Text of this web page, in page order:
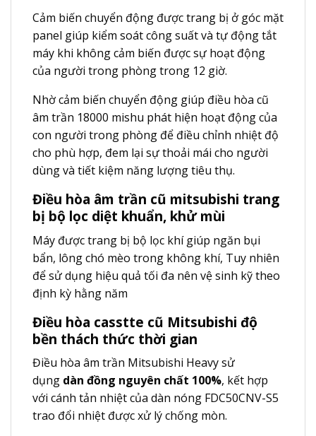
Cảm biến chuyển động được trang bị ở góc mặt
panel giúp kiểm soát công suất và tự động tắt
máy khi không cảm biến được sự hoạt động
của người trong phòng trong 12 giờ.
Nhờ cảm biến chuyển động giúp điều hòa cũ
âm trần 18000 mishu phát hiện hoạt động của
con người trong phòng để điều chỉnh nhiệt độ
cho phù hợp, đem lại sự thoải mái cho người
dùng và tiết kiệm năng lượng tiêu thụ.
Điều hòa âm trần cũ mitsubishi trang
bị bộ lọc diệt khuẩn, khử mùi
Máy được trang bị bộ lọc khí giúp ngăn bụi
bẩn, lông chó mèo trong không khí, Tuy nhiên
để sử dụng hiệu quả tối đa nên vệ sinh kỹ theo
định kỳ hằng năm
Điều hòa casstte cũ Mitsubishi độ
bền thách thức thời gian
Điều hòa âm trần Mitsubishi Heavy sử
dụng dàn đồng nguyên chất 100%, kết hợp
với cánh tản nhiệt của dàn nóng FDC50CNV-S5
trao đổi nhiệt được xử lý chống mòn.